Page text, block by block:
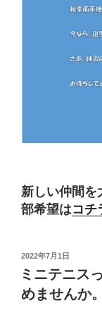
新しい仲間を
部希望はコチ
投
稿
日:
2022年7月1日
ミニテニス
めませんか。